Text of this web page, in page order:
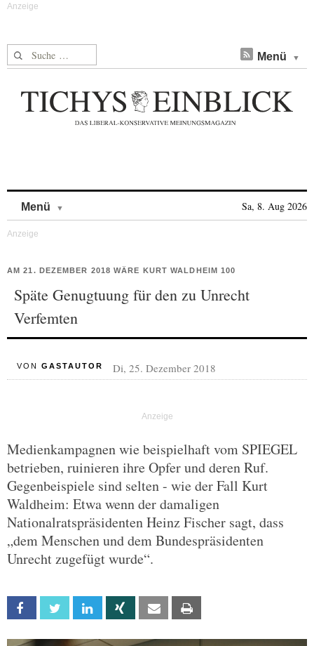
Suche nach: Menü
Menü Sa, 8. Aug 2026
AM 21. DEZEMBER 2018 WÄRE KURT WALDHEIM 100
Späte Genugtuung für den zu Unrecht
Verfemten
VON GASTAUTOR Di, 25. Dezember 2018
Medienkampagnen wie beispielhaft vom SPIEGEL
betrieben, ruinieren ihre Opfer und deren Ruf.
Gegenbeispiele sind selten - wie der Fall Kurt
Waldheim: Etwa wenn der damaligen
Nationalratspräsidenten Heinz Fischer sagt, dass
„dem Menschen und dem Bundespräsidenten
Unrecht zugefügt wurde“.
Facebook Twitter Linkedin Xing Email